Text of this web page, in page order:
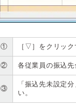
① ［▽］をクリッ
② 各従業員の振込先
③
「振込先未設定
い。